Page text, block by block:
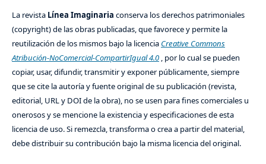
La revista Línea Imaginaria conserva los derechos patrimoniales
(copyright) de las obras publicadas, que favorece y permite la
reutilización de los mismos bajo la licencia Creative Commons
Atribución-NoComercial-CompartirIgual 4.0, por lo cual se pueden
copiar, usar, difundir, transmitir y exponer públicamente, siempre
que se cite la autoría y fuente original de su publicación (revista,
editorial, URL y DOI de la obra), no se usen para fines comerciales u
onerosos y se mencione la existencia y especificaciones de esta
licencia de uso. Si remezcla, transforma o crea a partir del material,
debe distribuir su contribución bajo la misma licencia del original.